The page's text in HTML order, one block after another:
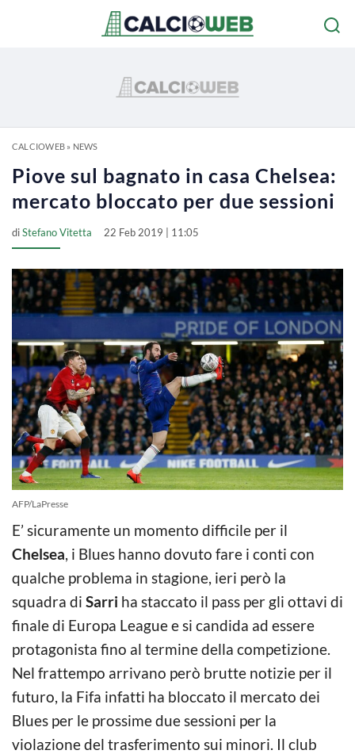
CALCIOWEB» NEWS
Piove sul bagnato in casa Chelsea:
mercato bloccato per due sessioni
diStefano Vitetta 22 Feb 2019 | 11:05
AFP/LaPresse
E’ sicuramente un momento difficile per il
Chelsea, i Blues hanno dovuto fare i conti con
qualche problema in stagione, ieri però la
squadra di Sarri ha staccato il pass per gli ottavi di
finale di Europa League e si candida ad essere
protagonista fino al termine della competizione.
Nel frattempo arrivano però brutte notizie per il
futuro, la Fifa infatti ha bloccato il mercato dei
Blues per le prossime due sessioni per la
violazione del trasferimento sui minori. Il club